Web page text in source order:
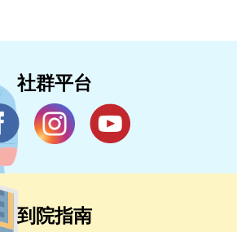
社群平台
到院指南